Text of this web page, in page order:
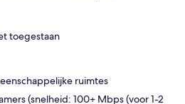
toegestaan
ruimtes
(snelheid: 100+ Mbps (voor 1-2